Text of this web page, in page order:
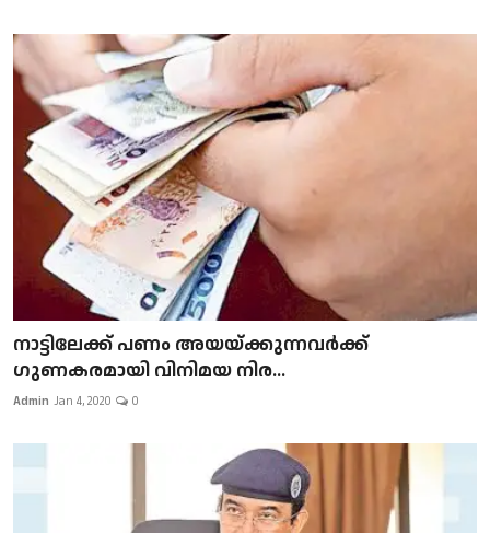
നാട്ടിലേക്ക് പണം അയയ്ക്കുന്നവർക്ക്
ഗുണകരമായി വിനിമയ നിര...
Admin Jan 4, 2020 0